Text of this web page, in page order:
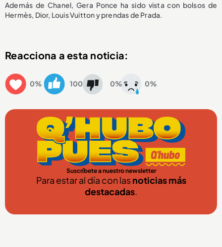
Además de Chanel, Gera Ponce ha sido vista con bolsos de
Hermès, Dior, Louis Vuitton y prendas de Prada.
Reacciona a esta noticia:
0% 100 0% 0%
Suscríbete a nuestro newsletter
Para estar al día con lasnoticias más
destacadas.